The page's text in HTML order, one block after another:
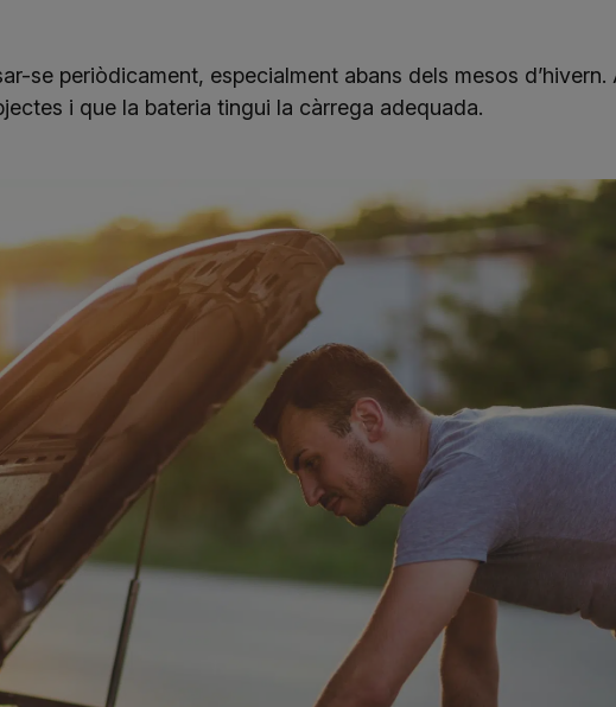
se periòdicament, especialment abans dels mesos d’hivern.
i que la bateria tingui la càrrega adequada.